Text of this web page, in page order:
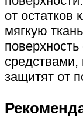
от остатков
мягкую
средствами,
защитят от